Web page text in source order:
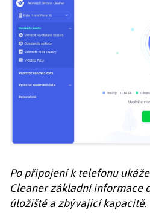
Po připojení k telefonu
Cleaner základní informace
úložiště a zbývající